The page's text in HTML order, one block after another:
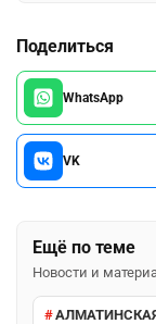
Поделиться
WhatsApp
VK
Ещё по теме
Новости и